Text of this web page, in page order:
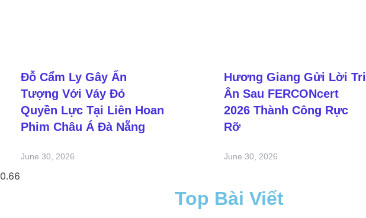
Đỗ Cẩm Ly Gây Ấn
Tượng Với Váy Đỏ
Quyền Lực Tại Liên Hoan
Phim Châu Á Đà Nẵng
June 30, 2026
Hương Giang Gửi Lời Tri
Ân Sau FERCONcert
2026 Thành Công Rực
Rỡ
June 30, 2026
Top Bài Viết